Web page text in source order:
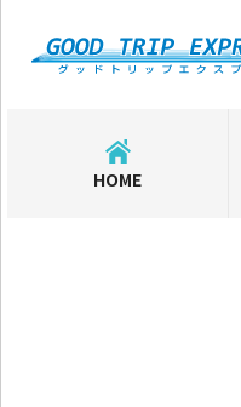
HOME